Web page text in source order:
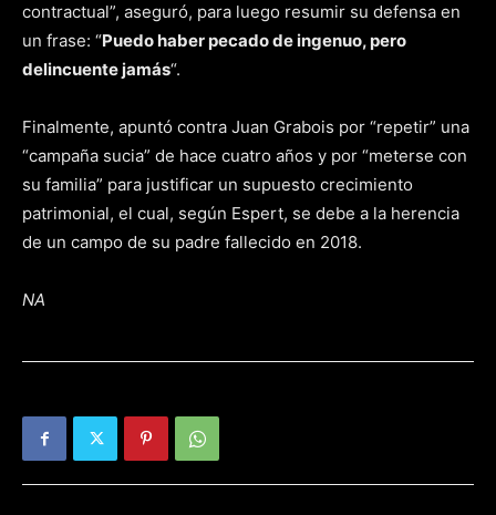
contractual”, aseguró, para luego resumir su defensa en
un frase: “Puedo haber pecado de ingenuo, pero
delincuente jamás“.
Finalmente, apuntó contra Juan Grabois por “repetir” una
“campaña sucia” de hace cuatro años y por “meterse con
su familia” para justificar un supuesto crecimiento
patrimonial, el cual, según Espert, se debe a la herencia
de un campo de su padre fallecido en 2018.
NA